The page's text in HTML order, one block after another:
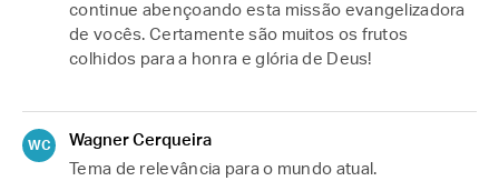
continue abençoando esta missão evangelizadora
de vocês. Certamente são muitos os frutos
colhidos para a honra e glória de Deus!
WC
Wagner Cerqueira
Tema de relevância para o mundo atual.